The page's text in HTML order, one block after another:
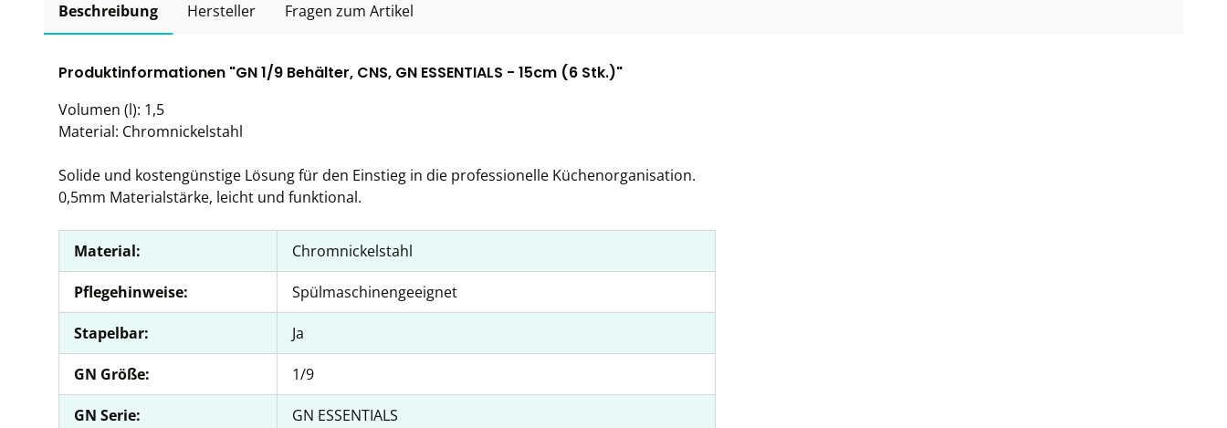
Beschreibung Hersteller Fragen zum Artikel
Produktinformationen "GN 1/9 Behälter, CNS, GN ESSENTIALS - 15cm (6 Stk.)"
Volumen (l): 1,5
Material: Chromnickelstahl
Solide und kostengünstige Lösung für den Einstieg in die professionelle Küchenorganisation.
0,5mm Materialstärke, leicht und funktional.
Material: Chromnickelstahl
Pflegehinweise: Spülmaschinengeeignet
Stapelbar: Ja
GN Größe: 1/9
GN Serie: GN ESSENTIALS